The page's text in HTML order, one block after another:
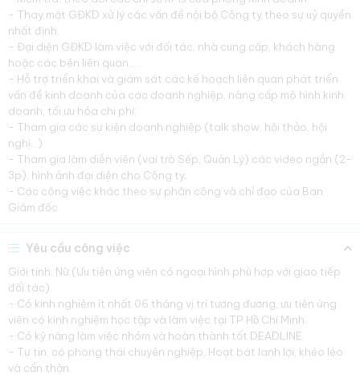
- Thay mặt GĐKD xử lý các vấn đề nội bộ Công ty theo sự uỷ quyền
nhất định.
- Đại diện GĐKD làm việc với đối tác, nhà cung cấp, khách hàng
hoặc các bên liên quan,....
- Hỗ trợ triển khai và giám sát các kế hoạch liên quan phát triển
vấn đề kinh doanh của các doanh nghiệp, nâng cấp mô hình kinh
doanh, tối ưu hóa chi phí;
- Tham gia các sự kiện doanh nghiệp (talk show, hội thảo, hội
nghị...).
- Tham gia làm diễn viên (vai trò Sếp, Quản Lý) các video ngắn (2-
3p), hình ảnh đại diện cho Công ty.
- Các công việc khác theo sự phân công và chỉ đạo của Ban
Giám đốc.
Yêu cầu công việc
Giới tính: Nữ (Ưu tiên ứng viên có ngoại hình phù hợp với giao tiếp
đối tác).
- Có kinh nghiệm ít nhất 06 tháng vị trí tương đương, ưu tiên ứng
viên có kinh nghiệm học tập và làm việc tại TP Hồ Chí Minh.
- Có kỹ năng làm việc nhóm và hoàn thành tốt DEADLINE.
- Tự tin, có phong thái chuyên nghiệp, Hoạt bát lanh lợi, khéo léo
và cẩn thận.